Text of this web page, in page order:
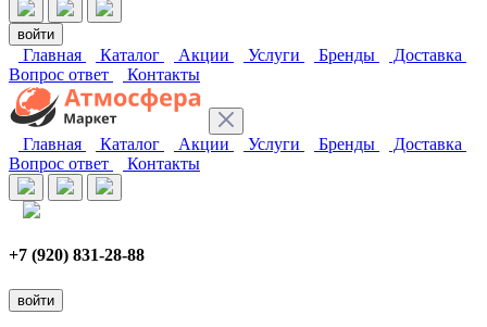
войти
Главная Каталог Акции Услуги Бренды
Доставка
Вопрос ответ
Контакты
Главная Каталог Акции Услуги Бренды
Доставка
Вопрос ответ
Контакты
+7 (920) 831-28-88
войти